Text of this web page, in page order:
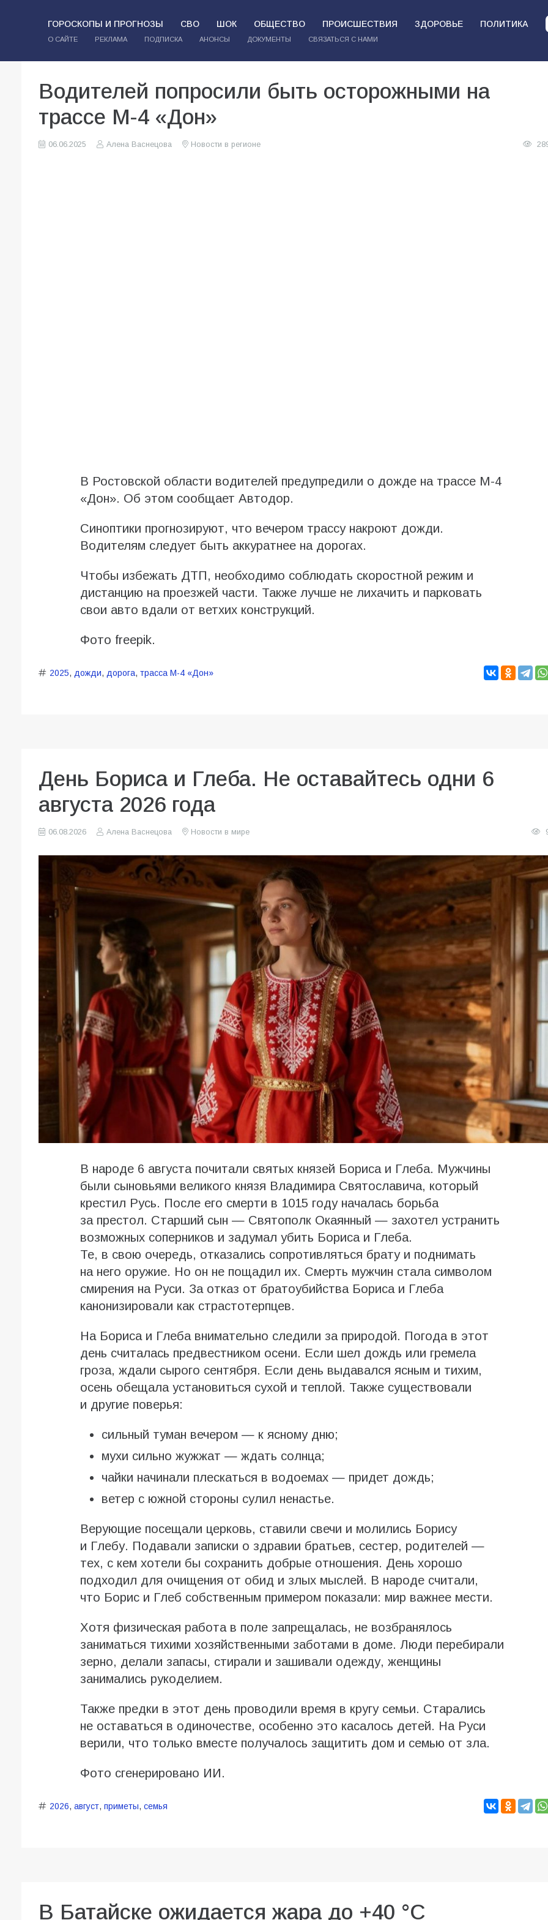
ГОРОСКОПЫ И ПРОГНОЗЫ СВО ШОК ОБЩЕСТВО ПРОИСШЕСТВИЯ ЗДОРОВЬЕ ПОЛИТИКА
О САЙТЕ РЕКЛАМА ПОДПИСКА АНОНСЫ ДОКУМЕНТЫ СВЯЗАТЬСЯ С НАМИ
Водителей попросили быть осторожными на
трассе М-4 «Дон»
06.06.2025 Алена Васнецова Новости в регионе
В Ростовской области водителей предупредили о дожде на трассе М-4
«Дон». Об этом сообщает Автодор.
Синоптики прогнозируют, что вечером трассу накроют дожди.
Водителям следует быть аккуратнее на дорогах.
Чтобы избежать ДТП, необходимо соблюдать скоростной режим и
дистанцию на проезжей части. Также лучше не лихачить и парковать
свои авто вдали от ветхих конструкций.
Фото freepik.
2025, дожди, дорога, трасса М-4 «Дон»
День Бориса и Глеба. Не оставайтесь одни 6
августа 2026 года
06.08.2026 Алена Васнецова Новости в мире
В народе 6 августа почитали святых князей Бориса и Глеба. Мужчины
были сыновьями великого князя Владимира Святославича, который
крестил Русь. После его смерти в 1015 году началась борьба
за престол. Старший сын — Святополк Окаянный — захотел устранить
возможных соперников и задумал убить Бориса и Глеба.
Те, в свою очередь, отказались сопротивляться брату и поднимать
на него оружие. Но он не пощадил их. Смерть мужчин стала символом
смирения на Руси. За отказ от братоубийства Бориса и Глеба
канонизировали как страстотерпцев.
На Бориса и Глеба внимательно следили за природой. Погода в этот
день считалась предвестником осени. Если шел дождь или гремела
гроза, ждали сырого сентября. Если день выдавался ясным и тихим,
осень обещала установиться сухой и теплой. Также существовали
и другие поверья:
сильный туман вечером — к ясному дню;
мухи сильно жужжат — ждать солнца;
чайки начинали плескаться в водоемах — придет дождь;
ветер с южной стороны сулил ненастье.
Верующие посещали церковь, ставили свечи и молились Борису
и Глебу. Подавали записки о здравии братьев, сестер, родителей —
тех, с кем хотели бы сохранить добрые отношения. День хорошо
подходил для очищения от обид и злых мыслей. В народе считали,
что Борис и Глеб собственным примером показали: мир важнее мести.
Хотя физическая работа в поле запрещалась, не возбранялось
заниматься тихими хозяйственными заботами в доме. Люди перебирали
зерно, делали запасы, стирали и зашивали одежду, женщины
занимались рукоделием.
Также предки в этот день проводили время в кругу семьи. Старались
не оставаться в одиночестве, особенно это касалось детей. На Руси
верили, что только вместе получалось защитить дом и семью от зла.
Фото сгенерировано ИИ.
2026, август, приметы, семья
В Батайске ожидается жара до +40 °C